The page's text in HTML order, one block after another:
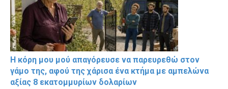
Η κόρη μου μού απαγόρευσε να παρευρεθώ στον
γάμο της, αφού της χάρισα ένα κτήμα με αμπελώνα
αξίας 8 εκατομμυρίων δολαρίων